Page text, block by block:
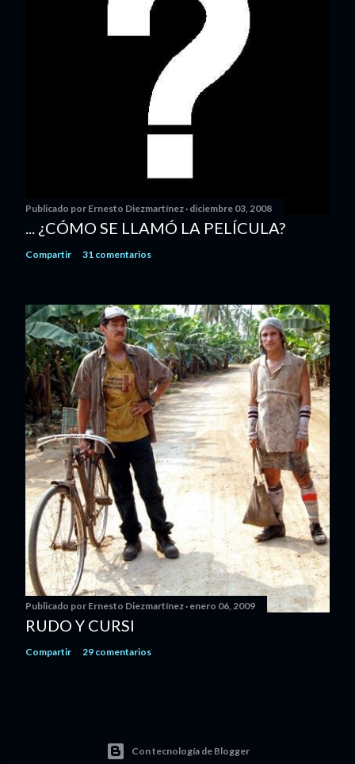
Publicado por Ernesto Diezmartínez diciembre 03, 2008
... ¿CÓMO SE LLAMÓ LA PELÍCULA?
Compartir 31 comentarios
Publicado por Ernesto Diezmartínez enero 06, 2009
RUDO Y CURSI
Compartir 29 comentarios
Con tecnología de Blogger